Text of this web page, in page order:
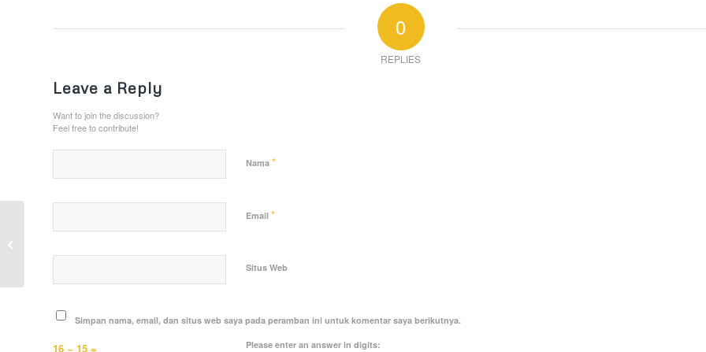
0
REPLIES
Leave a Reply
Want to join the discussion?
Feel free to contribute!
Nama *
Email *
Situs Web
Simpan nama, email, dan situs web saya pada peramban ini untuk komentar saya berikutnya.
Please enter an answer in digits:
16 − 15 =
Polsek Tabang Lakukan Patroli 3
Pilar, Paska Keputusan PSU dari MK